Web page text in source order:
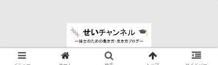
© 2019-2026 せいチャンネル.